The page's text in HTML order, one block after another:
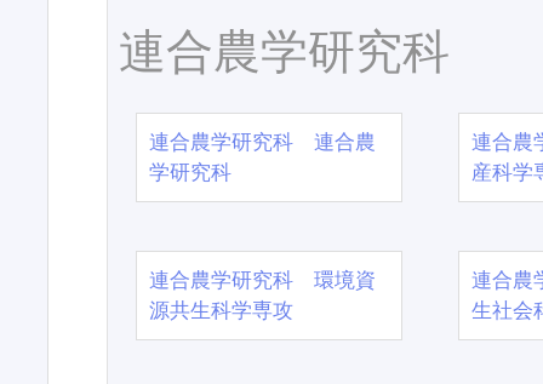
連合農学研究科
連合農学研究科 連合農
学研究科
連合農
産科学
連合農学研究科 環境資
源共生科学専攻
連合農
生社会